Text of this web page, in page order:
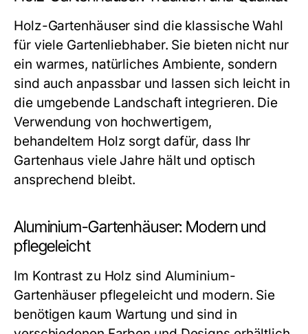
Holz-Gartenhäuser sind die klassische Wahl
für viele Gartenliebhaber. Sie bieten nicht nur
ein warmes, natürliches Ambiente, sondern
sind auch anpassbar und lassen sich leicht in
die umgebende Landschaft integrieren. Die
Verwendung von hochwertigem,
behandeltem Holz sorgt dafür, dass Ihr
Gartenhaus viele Jahre hält und optisch
ansprechend bleibt.
Aluminium-Gartenhäuser: Modern und
pflegeleicht
Im Kontrast zu Holz sind Aluminium-
Gartenhäuser pflegeleicht und modern. Sie
benötigen kaum Wartung und sind in